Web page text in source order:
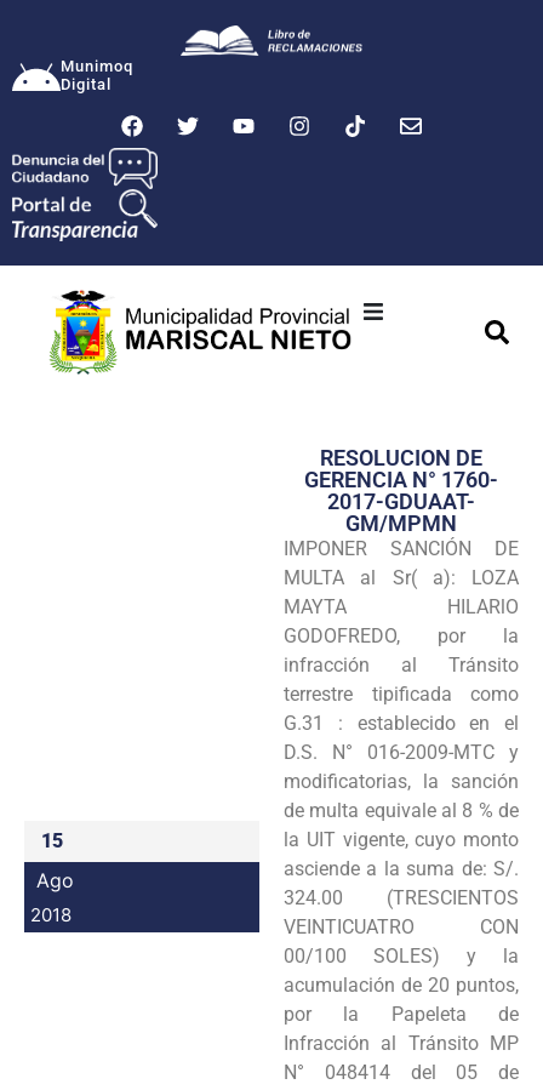
Munimoq
Digital
Transparencia
Seguridad
Programas
Intranet
15
Ago
2018
RESOLUCION DE
GERENCIA N° 1760-
2017-GDUAAT-
GM/MPMN
IMPONER SANCIÓN DE
MULTA al Sr( a): LOZA
MAYTA HILARlO
GODOFREDO, por la
infracción al Tránsito
terrestre tipificada como
G.31 : establecido en el
D.S. N° 016-2009-MTC y
modificatorias, la sanción
de multa equivale al 8 % de
la UIT vigente, cuyo monto
asciende a la suma de: S/.
324.00 (TRESCIENTOS
VEINTICUATRO CON
00/100 SOLES) y la
acumulación de 20 puntos,
por la Papeleta de
Infracción al Tránsito MP
N° 048414 del 05 de